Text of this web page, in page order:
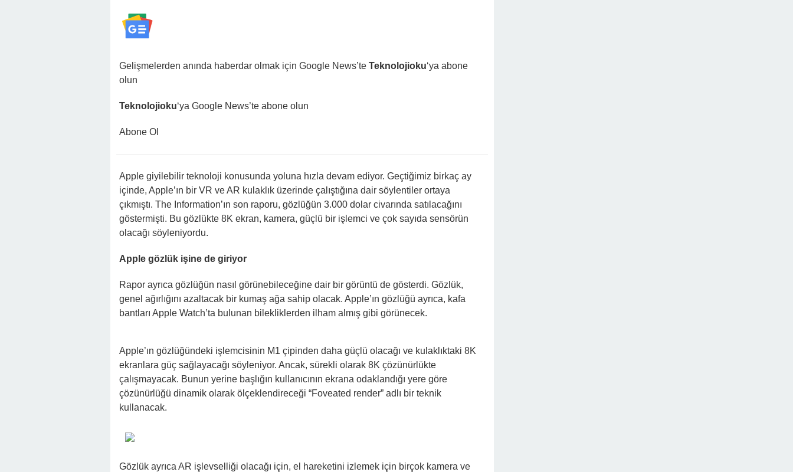
Gelişmelerden anında haberdar olmak için Google News’te Teknolojioku‘ya abone
olun
Teknolojioku‘ya Google News’te abone olun
Abone Ol
Apple giyilebilir teknoloji konusunda yoluna hızla devam ediyor. Geçtiğimiz birkaç ay
içinde, Apple’ın bir VR ve AR kulaklık üzerinde çalıştığına dair söylentiler ortaya
çıkmıştı. The Information’ın son raporu, gözlüğün 3.000 dolar civarında satılacağını
göstermişti. Bu gözlükte 8K ekran, kamera, güçlü bir işlemci ve çok sayıda sensörün
olacağı söyleniyordu.
Apple gözlük işine de giriyor
Rapor ayrıca gözlüğün nasıl görünebileceğine dair bir görüntü de gösterdi. Gözlük,
genel ağırlığını azaltacak bir kumaş ağa sahip olacak. Apple’ın gözlüğü ayrıca, kafa
bantları Apple Watch’ta bulunan bilekliklerden ilham almış gibi görünecek.
Apple’ın gözlüğündeki işlemcisinin M1 çipinden daha güçlü olacağı ve kulaklıktaki 8K
ekranlara güç sağlayacağı söyleniyor. Ancak, sürekli olarak 8K çözünürlükte
çalışmayacak. Bunun yerine başlığın kullanıcının ekrana odaklandığı yere göre
çözünürlüğü dinamik olarak ölçeklendireceği “Foveated render” adlı bir teknik
kullanacak.
Gözlük ayrıca AR işlevselliği olacağı için, el hareketini izlemek için birçok kamera ve